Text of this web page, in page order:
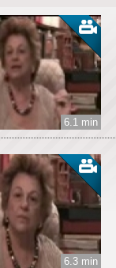
6.1 min
6.3 min